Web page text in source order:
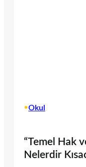
•Okul
“Temel Hak
Nelerdir